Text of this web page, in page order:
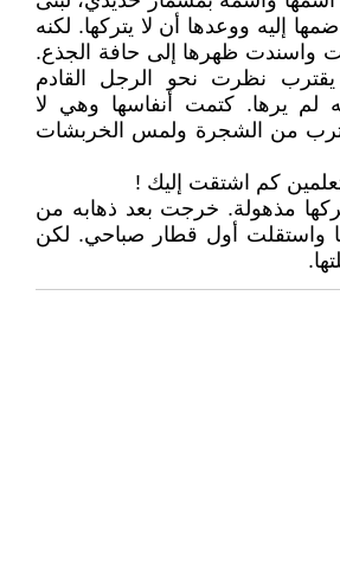
إليه ووعدها أن لا يتركها. لكنه
واسندت ظهرها إلى حافة الجذع.
نظرت نحو الرجل القادم
لم يرها. كتمت أنفاسها وهي لا
من الشجرة ولمس الخربشات
كم اشتقت إليك !
مذهولة. خرجت بعد ذهابه من
واستقلت أول قطار صباحي. لكن